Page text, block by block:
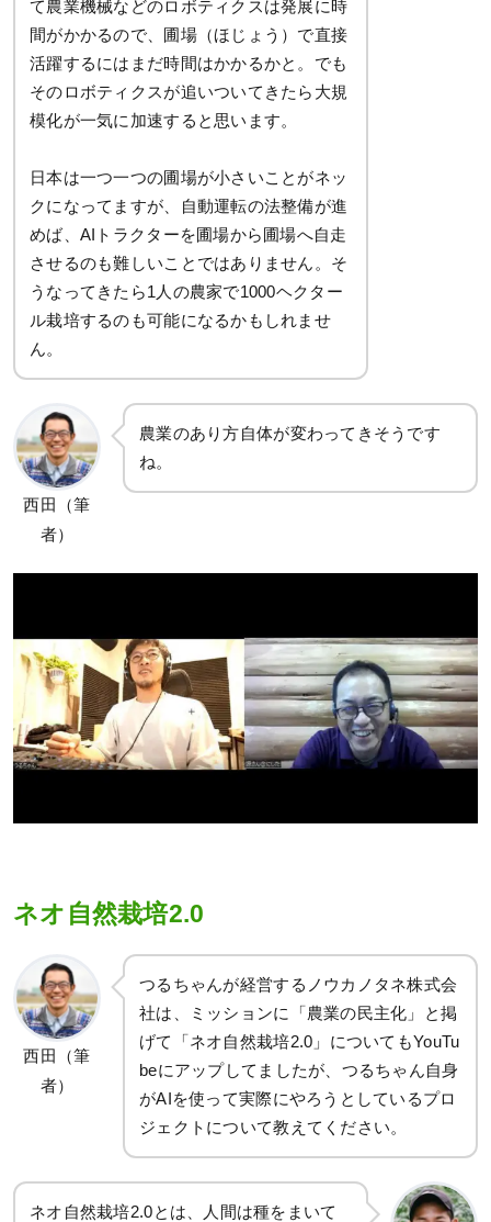
て農業機械などのロボティクスは発展に時
間がかかるので、圃場（ほじょう）で直接
活躍するにはまだ時間はかかるかと。でも
そのロボティクスが追いついてきたら大規
模化が一気に加速すると思います。
日本は一つ一つの圃場が小さいことがネッ
クになってますが、自動運転の法整備が進
めば、AIトラクターを圃場から圃場へ自走
させるのも難しいことではありません。そ
うなってきたら1人の農家で1000ヘクター
ル栽培するのも可能になるかもしれませ
ん。
西田（筆
者）
農業のあり方自体が変わってきそうです
ね。
ネオ自然栽培2.0
西田（筆
者）
つるちゃんが経営するノウカノタネ株式会
社は、ミッションに「農業の民主化」と掲
げて「ネオ自然栽培2.0」についてもYouTu
beにアップしてましたが、つるちゃん自身
がAIを使って実際にやろうとしているプロ
ジェクトについて教えてください。
ネオ自然栽培2.0とは、人間は種をまいて